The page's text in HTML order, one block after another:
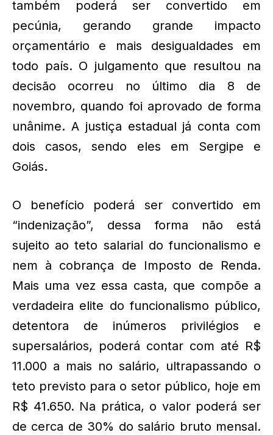
também poderá ser convertido em
pecúnia, gerando grande impacto
orçamentário e mais desigualdades em
todo país. O julgamento que resultou na
decisão ocorreu no último dia 8 de
novembro, quando foi aprovado de forma
unânime. A justiça estadual já conta com
dois casos, sendo eles em Sergipe e
Goiás.
O benefício poderá ser convertido em
“indenização”, dessa forma não está
sujeito ao teto salarial do funcionalismo e
nem à cobrança de Imposto de Renda.
Mais uma vez essa casta, que compõe a
verdadeira elite do funcionalismo público,
detentora de inúmeros privilégios e
supersalários, poderá contar com até R$
11.000 a mais no salário, ultrapassando o
teto previsto para o setor público, hoje em
R$ 41.650. Na prática, o valor poderá ser
de cerca de 30% do salário bruto mensal.